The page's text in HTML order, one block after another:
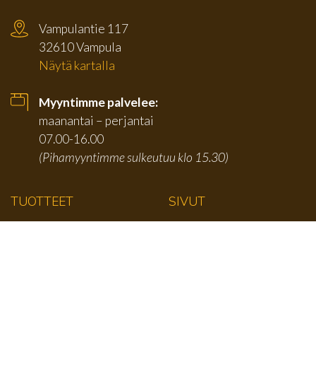
Vampulantie 117
32610 Vampula
Näytä kartalla
Myyntimme palvelee:
maanantai – perjantai
07.00-16.00
(Pihamyyntimme sulkeutuu klo 15.30)
TUOTTEET SIVUT